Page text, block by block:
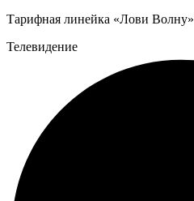
Тарифная линейка «Лови Волну»
Телевидение